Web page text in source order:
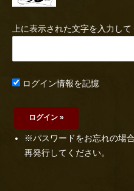
上に表示された文字を入力して
ログイン情報を記憶
※パスワードをお忘れの場
再発行してください。